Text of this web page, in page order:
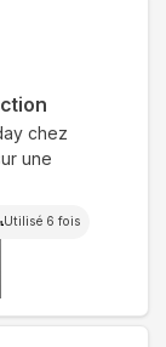
chez
une
Utilisé 6 fois